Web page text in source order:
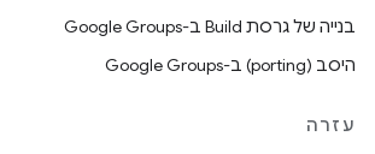
בנייה של גרסת Build ב-Google Groups
היסב (porting) ב-Google Groups
עזרה